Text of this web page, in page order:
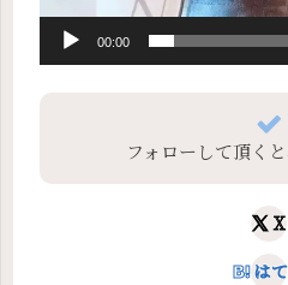
00:00
フォローして頂くと
X
は